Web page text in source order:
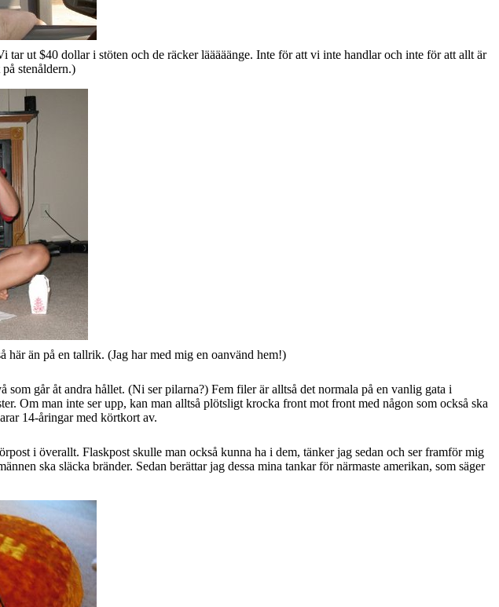
ut $40 dollar i stöten och de räcker lääääänge. Inte för att vi inte handlar och inte för att allt är
stenåldern.)
här än på en tallrik. (Jag har med mig en oanvänd hem!)
går åt andra hållet. (Ni ser pilarna?) Fem filer är alltså det normala på en vanlig gata i
Om man inte ser upp, kan man alltså plötsligt krocka front mot front med någon som också ska
14-åringar med körtkort av.
i överallt. Flaskpost skulle man också kunna ha i dem, tänker jag sedan och ser framför mig
ska släcka bränder. Sedan berättar jag dessa mina tankar för närmaste amerikan, som säger